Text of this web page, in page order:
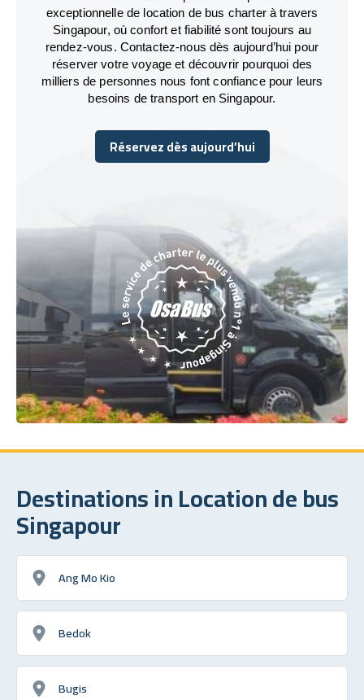
exceptionnelle de location de bus charter à travers
Singapour, où confort et fiabilité sont toujours au
rendez-vous. Contactez-nous dès aujourd’hui pour
réserver votre voyage et découvrir pourquoi des
milliers de personnes nous font confiance pour leurs
besoins de transport en Singapour.
Réservez dès aujourd’hui
Réservez dès aujourd’hui
Destinations in Location de bus
Singapour
Ang Mo Kio
Bedok
Bugis